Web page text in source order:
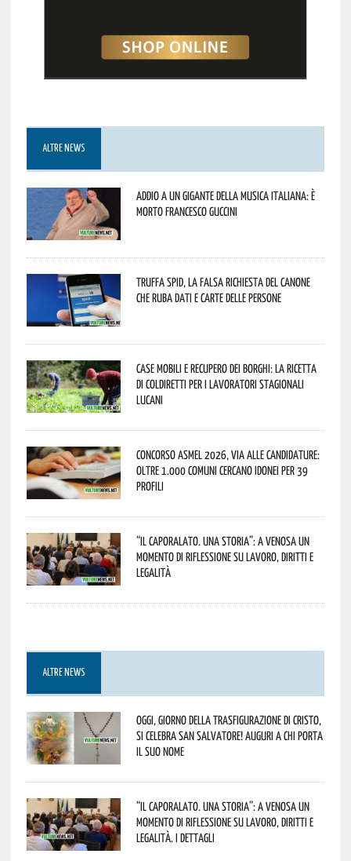
ALTRE NEWS
Addio a un gigante della musica italiana: è
morto Francesco Guccini
Truffa Spid, la falsa richiesta del canone
che ruba dati e carte delle persone
Case mobili e recupero dei borghi: la ricetta
di Coldiretti per i lavoratori stagionali
lucani
Concorso Asmel 2026, via alle candidature:
oltre 1.000 Comuni cercano idonei per 39
profili
“Il caporalato. Una storia”: a Venosa un
momento di riflessione su lavoro, diritti e
legalità
ALTRE NEWS
Oggi, giorno della Trasfigurazione di Cristo,
si celebra San Salvatore! Auguri a chi porta
il suo nome
“Il caporalato. Una storia”: a Venosa un
momento di riflessione su lavoro, diritti e
legalità. I dettagli